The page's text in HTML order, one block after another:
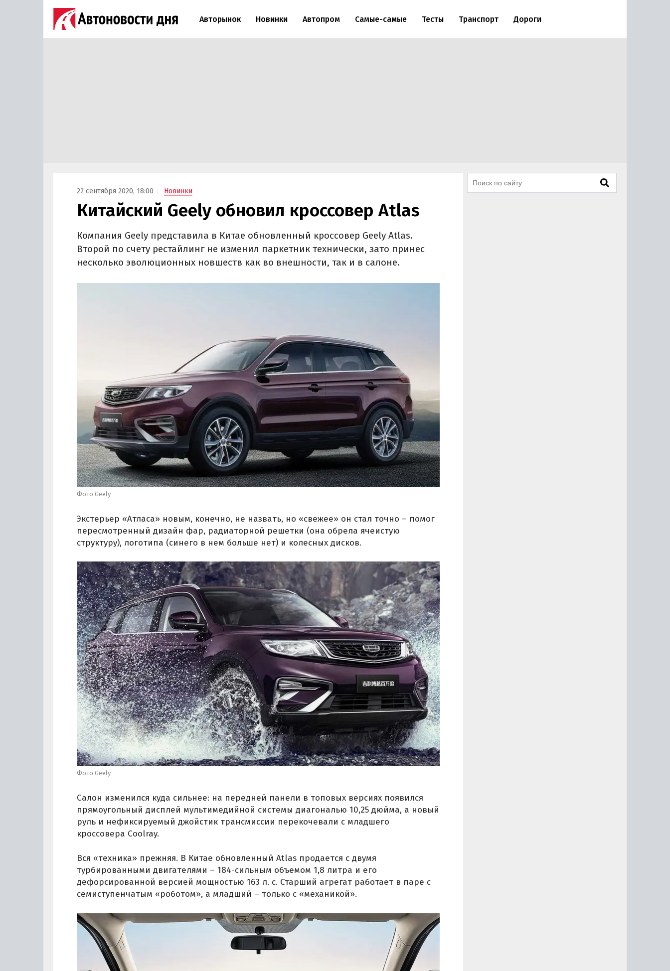
Авторынок Новинки Автопром Самые-самые Тесты Транспорт Дороги
22 сентября 2020, 18:00 Новинки
Китайский Geely обновил кроссовер Atlas
Компания Geely представила в Китае обновленный кроссовер Geely Atlas.
Второй по счету рестайлинг не изменил паркетник технически, зато принес
несколько эволюционных новшеств как во внешности, так и в салоне.
Фото Geely
Экстерьер «Атласа» новым, конечно, не назвать, но «свежее» он стал точно – помог
пересмотренный дизайн фар, радиаторной решетки (она обрела ячеистую
структуру), логотипа (синего в нем больше нет) и колесных дисков.
Фото Geely
Салон изменился куда сильнее: на передней панели в топовых версиях появился
прямоугольный дисплей мультимедийной системы диагональю 10,25 дюйма, а новый
руль и нефиксируемый джойстик трансмиссии перекочевали с младшего
кроссовера Coolray.
Вся «техника» прежняя. В Китае обновленный Atlas продается с двумя
турбированными двигателями – 184-сильным объемом 1,8 литра и его
дефорсированной версией мощностью 163 л. с. Старший агрегат работает в паре с
семиступенчатым «роботом», а младший – только с «механикой».